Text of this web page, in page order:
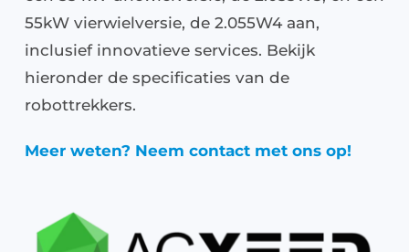
Vacatures
Kramp Online Service
55kW vierwielversie, de 2.055W4 aan,
inclusief innovatieve services. Bekijk
hieronder de specificaties van de
robottrekkers.
Meer weten? Neem contact met ons op!